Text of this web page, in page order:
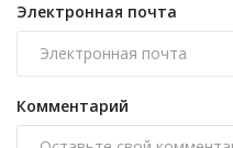
Электронная почта
Комментарий